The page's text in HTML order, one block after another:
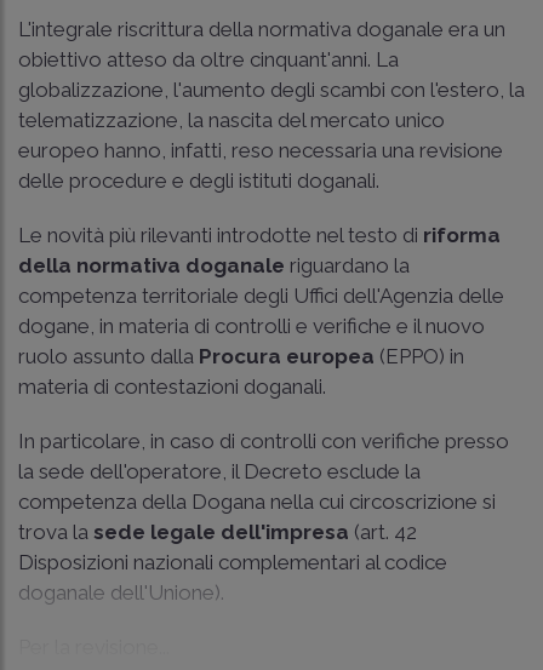
L'integrale riscrittura della normativa doganale era un
obiettivo atteso da oltre cinquant'anni. La
globalizzazione, l'aumento degli scambi con l'estero, la
telematizzazione, la nascita del mercato unico
europeo hanno, infatti, reso necessaria una revisione
delle procedure e degli istituti doganali.
Le novità più rilevanti introdotte nel testo di riforma
della normativa doganale riguardano la
competenza territoriale degli Uffici dell'Agenzia delle
dogane, in materia di controlli e verifiche e il nuovo
ruolo assunto dalla Procura europea (EPPO) in
materia di contestazioni doganali.
In particolare, in caso di controlli con verifiche presso
la sede dell'operatore, il Decreto esclude la
competenza della Dogana nella cui circoscrizione si
trova la sede legale dell'impresa (art. 42
Disposizioni nazionali complementari al codice
doganale dell'Unione).